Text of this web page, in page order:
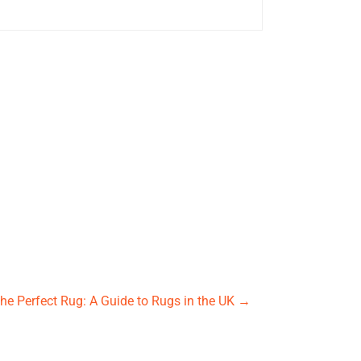
Perfect Rug: A Guide to Rugs in the UK →